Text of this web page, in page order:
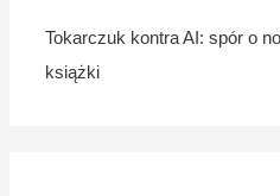
Tokarczuk kontra AI: spór o
książki